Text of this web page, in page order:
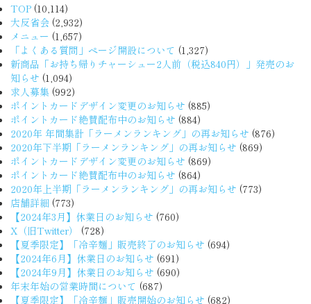
TOP (10,114)
大反省会 (2,932)
メニュー (1,657)
「よくある質問」ページ開設について (1,327)
新商品「お持ち帰りチャーシュー2人前（税込840円）」発売のお
知らせ (1,094)
求人募集 (992)
ポイントカードデザイン変更のお知らせ (885)
ポイントカード絶賛配布中のお知らせ (884)
2020年 年間集計「ラーメンランキング」の再お知らせ (876)
2020年下半期「ラーメンランキング」の再お知らせ (869)
ポイントカードデザイン変更のお知らせ (869)
ポイントカード絶賛配布中のお知らせ (864)
2020年上半期「ラーメンランキング」の再お知らせ (773)
店舗詳細 (773)
【2024年3月】休業日のお知らせ (760)
X（旧Twitter）
(728)
【夏季限定】「冷辛麺」販売終了のお知らせ (694)
【2024年6月】休業日のお知らせ (691)
【2024年9月】休業日のお知らせ (690)
年末年始の営業時間について (687)
【夏季限定】「冷辛麺」販売開始のお知らせ (682)